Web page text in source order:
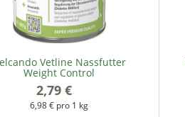
Vetline Nassfutter
Weight Control
2,79 €
6,98 € pro 1 kg